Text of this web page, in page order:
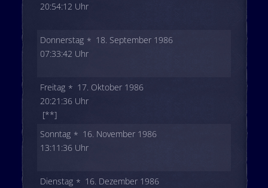
20:54:12 Uhr
Donnerstag
18. September 1986
07:33:42 Uhr
Freitag
17. Oktober 1986
20:21:36 Uhr
[**]
Sonntag
16. November 1986
13:11:36 Uhr
Dienstag
16. Dezember 1986